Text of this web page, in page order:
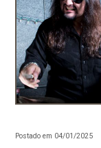
Postado em 04/01/2025